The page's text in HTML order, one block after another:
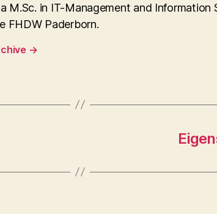
M.Sc. in IT-Management and Information
FHDW Paderborn.
→